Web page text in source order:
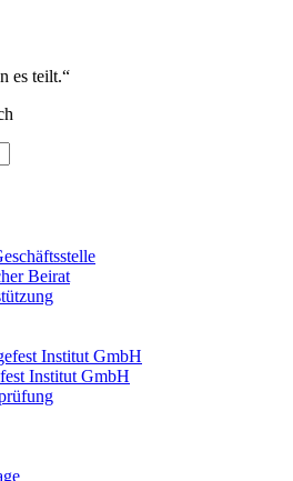
es teilt.“
Beirat
Institut GmbH
Institut GmbH